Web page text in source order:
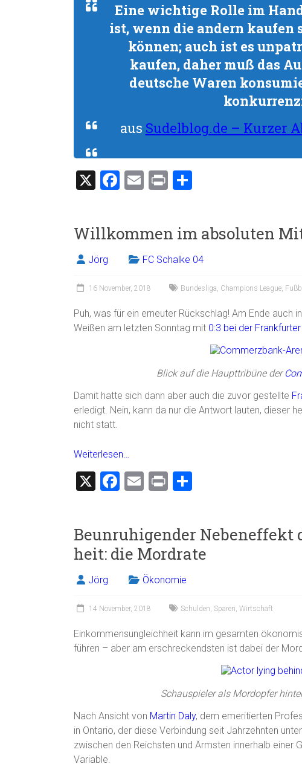
Eine wichtige Rolle im
ist, wenn die andern
können; auch ist es
kaufen, daher muß das
deutsche Waren
aus Sudelblog.de – Kurzer
X
F
b
o
E
l
Pr
n
Willkommen im absoluten
Jörg FC Schalke 04
16 November, 2018 Bundesliga Champions League
Puh, was für ein erneuter Rückschlag! Am Ende auch
Weißen am letzten Sonntag mit 0:3 bei der
Blick auf die Haupttribüne der
Damit hatte sich dann aber auch die zuvor gestellte
erledigt. Nein, kann da nur die Antwort lauten, dieser
nicht statt.
Weiterlesen…
X
F
b
o
ok
E
l
Pr
n
Beunruhigender
heit: die Mordrate
Jörg Ökonomie
14 November, 2018 Schulden Sparen Wirtschaft
Einkommensungleichheit kann im gesamten
führen – aber am erschreckendsten ist dabei der
Schauspieler als Mordopfer
Nach Ansicht von Martin Daly, dem emeritierten
in Ontario, der diese Verbindung seit Jahrzehnten
zwischen den Reichsten und Ärmsten innerhalb
Variable.